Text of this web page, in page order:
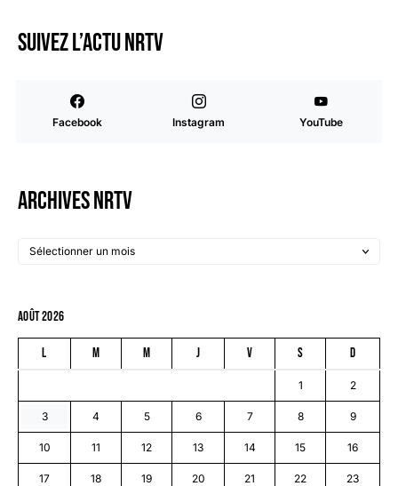
Suivez l’actu NRTV
Facebook Instagram YouTube
Archives NRTV
août 2026
L M M J V S D
1 2
3 4 5 6 7 8 9
10 11 12 13 14 15 16
17 18 19 20 21 22 23